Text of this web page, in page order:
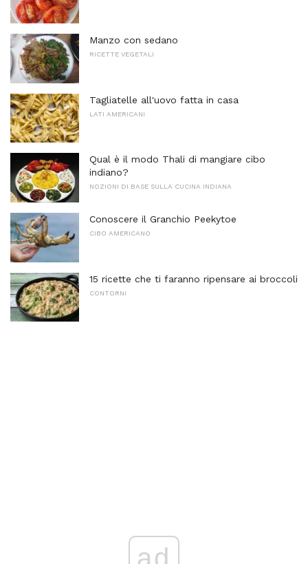
Manzo con sedano
RICETTE VEGETALI
Tagliatelle all'uovo fatta in casa
LATI AMERICANI
Qual è il modo Thali di mangiare cibo
indiano?
NOZIONI DI BASE SULLA CUCINA INDIANA
Conoscere il Granchio Peekytoe
CIBO AMERICANO
15 ricette che ti faranno ripensare ai broccoli
CONTORNI
ad